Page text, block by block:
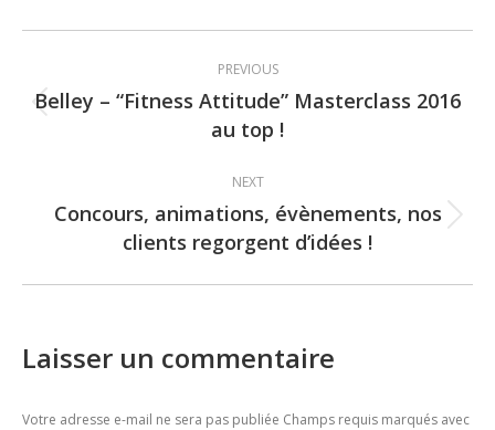
navigation
PREVIOUS
Previous
post:
Belley – “Fitness Attitude” Masterclass 2016
au top !
NEXT
Next
post:
Concours, animations, évènements, nos
clients regorgent d’idées !
Laisser un commentaire
Votre adresse e-mail ne sera pas publiée Champs requis marqués avec